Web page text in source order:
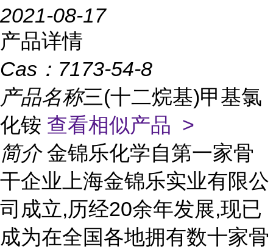
2021-08-17
产品详情
Cas： 7173-54-8
产品名称三(十二烷基)甲基氯
化铵 查看相似产品 >
简介 金锦乐化学自第一家骨
干企业上海金锦乐实业有限公
司成立,历经20余年发展,现已
成为在全国各地拥有数十家骨